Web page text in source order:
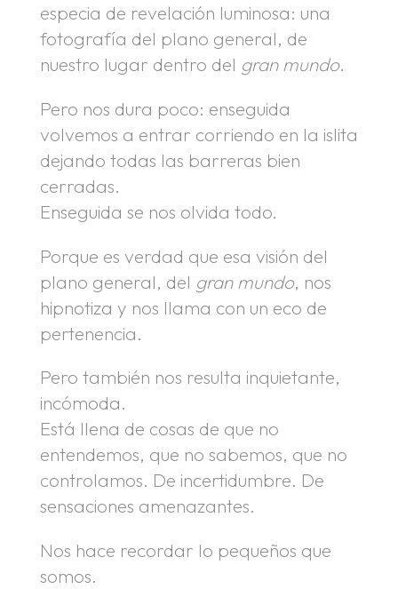
especia de revelación luminosa: una
fotografía del plano general, de
nuestro lugar dentro del gran mundo.
Pero nos dura poco: enseguida
volvemos a entrar corriendo en la islita
dejando todas las barreras bien
cerradas.
Enseguida se nos olvida todo.
Porque es verdad que esa visión del
plano general, del gran mundo, nos
hipnotiza y nos llama con un eco de
pertenencia.
Pero también nos resulta inquietante,
incómoda.
Está llena de cosas de que no
entendemos, que no sabemos, que no
controlamos. De incertidumbre. De
sensaciones amenazantes.
Nos hace recordar lo pequeños que
somos.